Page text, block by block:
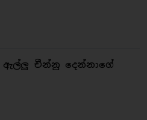
ඇල්ලු චීන්නු දෙන්නාගේ